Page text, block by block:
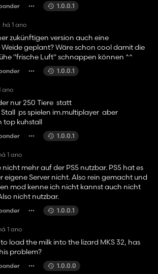
1.0.0.1
há 1 ano
zukünftigen version auch eine
geplant? Wäre schon cool damit die
"frische Luft" schnappen können ^^
1.0.0.1
ano
nur 250 Tiere statt
ps spielen im.multiplayer aber
top kuhstall
1.0.0.1
1 ano
mehr auf der PS5 nutzbar. PS5 hat es
eigene Server nicht. Also rein gemacht und
mod kenne ich nicht kannst auch nicht
nicht nutzbar.
1.0.0.1
1 ano
load the milk into the lizard MKS 32, has
problem?
1.0.0.0